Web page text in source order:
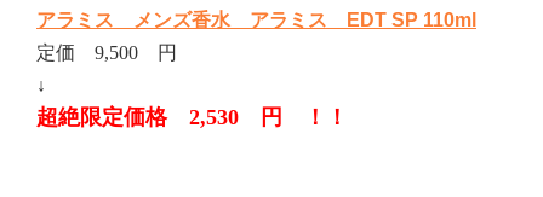
アラミス メンズ香水 アラミス EDT SP 110ml
定価 9,500 円
↓
超絶限定価格 2,530 円 ！！